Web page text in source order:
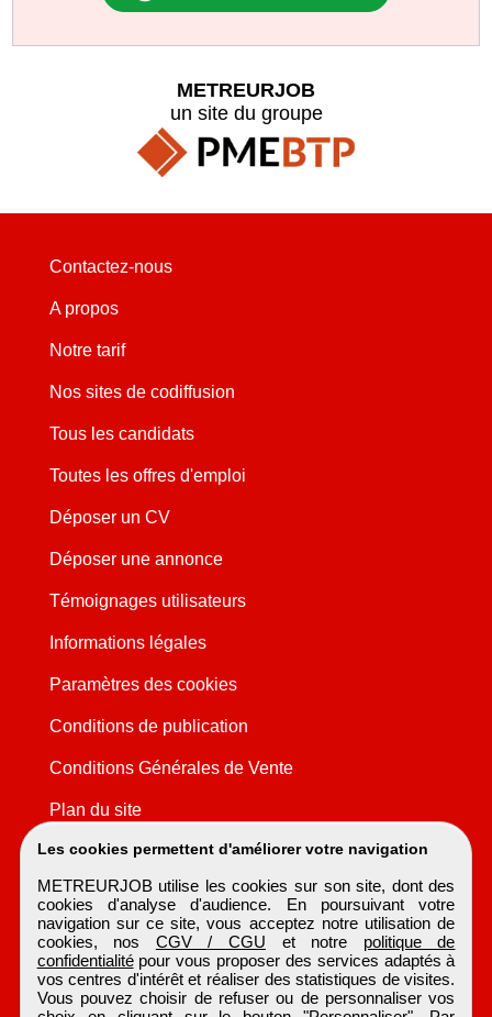
Les cookies permettent d'améliorer votre navigation
METREURJOB utilise les cookies sur son site, dont des
cookies d'analyse d'audience. En poursuivant votre
navigation sur ce site, vous acceptez notre utilisation de
cookies, nos CGV / CGU et notre politique de
confidentialitépour vous proposer des services adaptés à
vos centres d'intérêt et réaliser des statistiques de visites.
Vous pouvez choisir de refuser ou de personnaliser vos
METREURJOB
un site du groupe
Contactez-nous
A propos
Notre tarif
Nos sites de codiffusion
Tous les candidats
Toutes les offres d'emploi
Déposer un CV
Déposer une annonce
Témoignages utilisateurs
Informations légales
Paramètres des cookies
Conditions de publication
Conditions Générales de Vente
Plan du site